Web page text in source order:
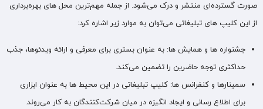
صورت گسترده‌ای منتشر و درک می‌شود. از جمله مهم‌ترین محل‌ های بهره‌برداری
از این کلیپ های تبلیغاتی می‌توان به موارد زیر اشاره کرد:
جشنواره‌ ها و همایش‌ ها: به عنوان بستری برای معرفی و ارائه ویدئوها، جذب
حداکثری توجه حاضرین را تضمین می‌کند.
سمینارها و کنفرانس‌ ها: کلیپ تبلیغاتی در این محیط‌ ها به عنوان ابزاری
برای اطلاع‌ رسانی و ایجاد انگیزه در میان شرکت‌کنندگان به کار می‌روند.